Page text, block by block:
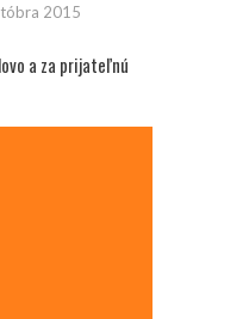
2015
a za prijateľnú